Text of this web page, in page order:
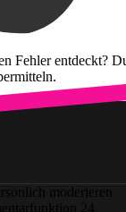
Fehler entdeckt?
moderieren
24